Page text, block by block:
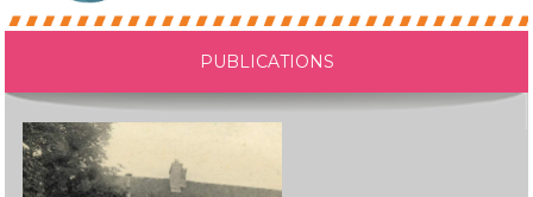
PUBLICATIONS